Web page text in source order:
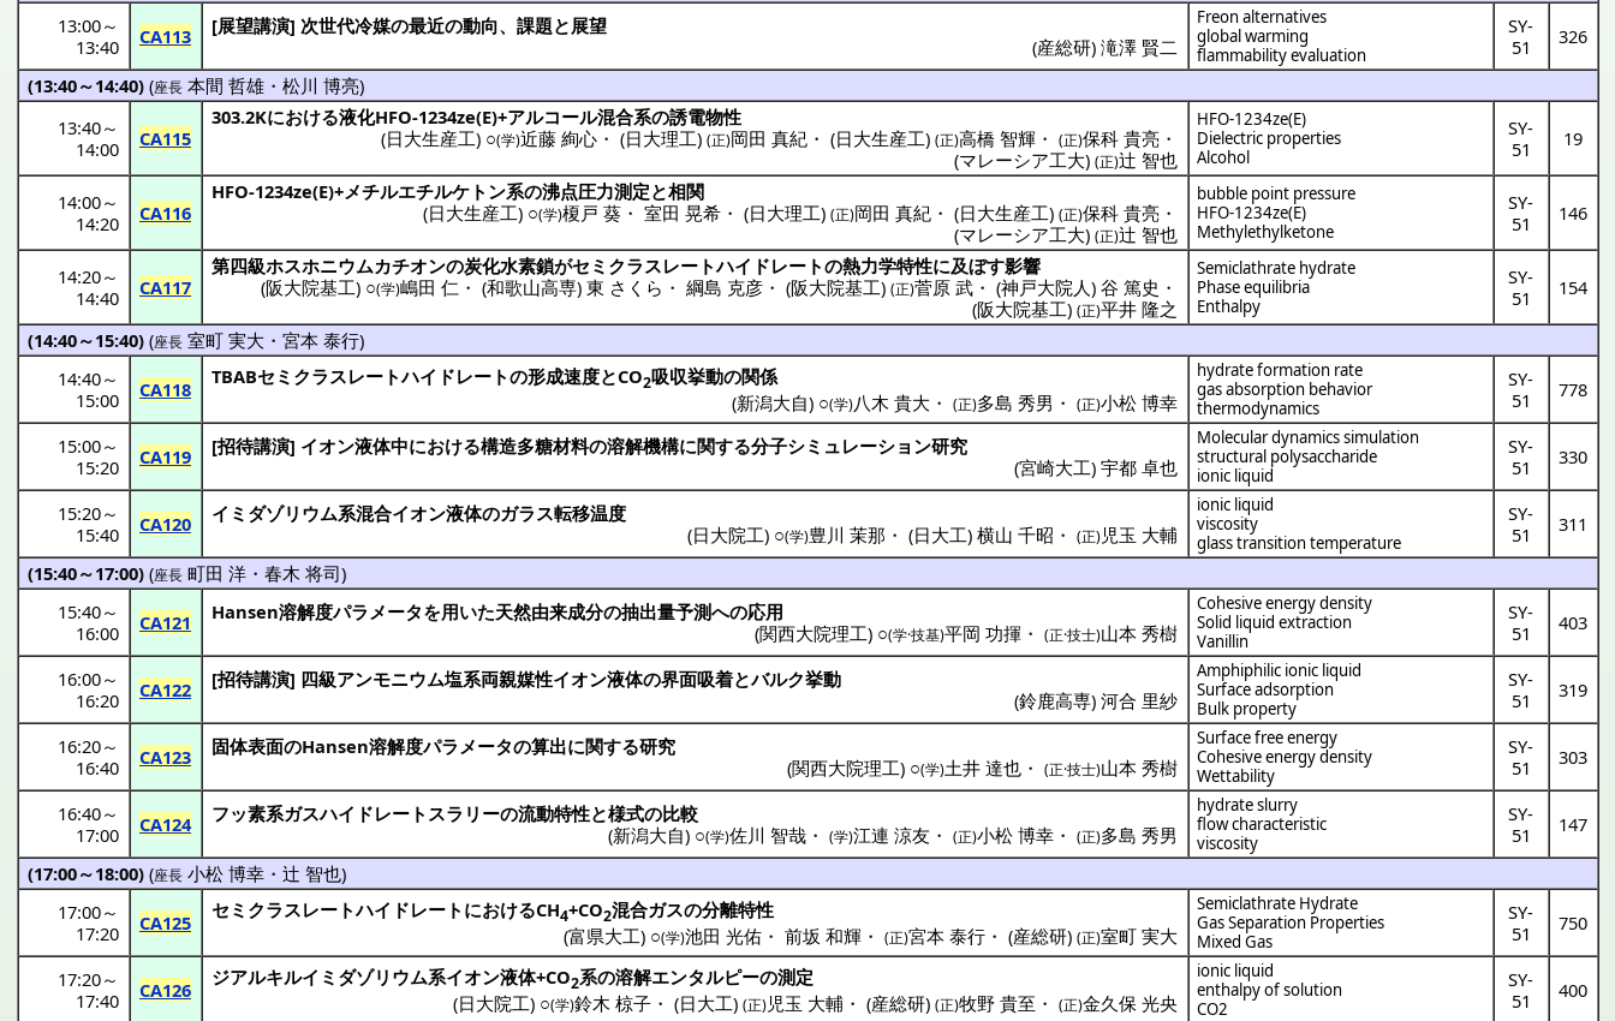
13:00～
13:40
CA113 [展望講演] 次世代冷媒の最近の動向、 課題と 展望
(産総研)滝澤 賢二
Freon alternatives
global warming
flammability evaluation
SY-
51
326
(13:40～14:40)(座長 本間 哲雄・ 松川 博亮)
13:40～
14:00
CA115
303.2Kにおける液化HFO-1234ze(E)+アルコール混合系の誘電物性
(日大生産工) ○(学)近藤 絢心 ・(日大理工)(正)岡田 真紀 ・(日大生産工)(正)高橋 智輝 ・(正)保科 貴亮 ・
(マレーシア工大)(正)辻 智也
HFO-1234ze(E)
Dielectric properties
Alcohol
SY-
51
19
14:00～
14:20
CA116
HFO-1234ze(E)+メチルエチルケトン系の沸点圧力測定と相関
(日大生産工) ○(学)榎戸 葵 ・室田 晃希 ・(日大理工)(正)岡田 真紀 ・(日大生産工)(正)保科 貴亮 ・
(マレーシア工大)(正)辻 智也
bubble point pressure
HFO-1234ze(E)
Methylethylketone
SY-
51
146
14:20～
14:40
CA117
第四級ホスホニウムカチオンの炭化水素鎖がセミクラスレートハイドレートの熱力学特性に及ぼす影響
(阪大院基工) ○(学)嶋田 仁 ・(和歌山高専)東 さくら ・綱島 克彦 ・(阪大院基工)(正)菅原 武 ・(神戸大院人)谷 篤史 ・
(阪大院基工)(正)平井 隆之
Semiclathrate hydrate
Phase equilibria
Enthalpy
SY-
51
154
(14:40～15:40)(座長 室町 実大・ 宮本 泰行)
14:40～
15:00
CA118
TBABセミクラスレートハイドレートの形成速度とCO2吸収挙動の関係
(新潟大自) ○(学)八木 貴大 ・(正)多島 秀男 ・(正)小松 博幸
hydrate formation rate
gas absorption behavior
thermodynamics
SY-
51
778
15:00～
15:20
CA119 [招待講演] イオン液体中における構造多糖材料の溶解機構に関する分子シミュレーション研究
(宮崎大工)宇都 卓也
Molecular dynamics simulation
structural polysaccharide
ionic liquid
SY-
51
330
15:20～
15:40
CA120 イミダゾリウム系混合イオン液体のガラス転移温度
(日大院工) ○(学)豊川 茉那 ・(日大工)横山 千昭 ・(正)児玉 大輔
ionic liquid
viscosity
glass transition temperature
SY-
51
311
(15:40～17:00)(座長 町田 洋・ 春木 将司)
15:40～
16:00
CA121 Hansen溶解度パラメータを用いた天然由来成分の抽出量予測への応用
(関西大院理工) ○(学·技基)平岡 功揮 ・(正·技士)山本 秀樹
Cohesive energy density
Solid liquid extraction
Vanillin
SY-
51
403
16:00～
16:20
CA122 [招待講演] 四級アンモニウム塩系両親媒性イオン液体の界面吸着とバルク挙動
(鈴鹿高専)河合 里紗
Amphiphilic ionic liquid
Surface adsorption
Bulk property
SY-
51
319
16:20～
16:40
CA123 固体表面のHansen溶解度パラメータの算出に関する研究
(関西大院理工) ○(学)土井 達也 ・(正·技士)山本 秀樹
Surface free energy
Cohesive energy density
Wettability
SY-
51
303
16:40～
17:00
CA124 フッ素系ガスハイドレートスラリーの流動特性と様式の比較
(新潟大自) ○(学)佐川 智哉 ・(学)江連 涼友 ・(正)小松 博幸 ・(正)多島 秀男
hydrate slurry
flow characteristic
viscosity
SY-
51
147
(17:00～18:00)(座長 小松 博幸・ 辻 智也)
17:00～
17:20
CA125
セミクラスレートハイドレート におけるCH4+CO2混合ガスの分離特性
(富県大工) ○(学)池田 光佑 ・前坂 和輝 ・(正)宮本 泰行 ・(産総研)(正)室町 実大
Semiclathrate Hydrate
Gas Separation Properties
Mixed Gas
SY-
51
750
17:20～
17:40
CA126
ジアルキルイミダゾリウム系イオン液体+CO2系の溶解エンタルピーの測定
(日大院工) ○(学)鈴木 椋子 ・(日大工)(正)児玉 大輔 ・(産総研)(正)牧野 貴至 ・(正)金久保 光央
ionic liquid
enthalpy of solution
CO2
SY-
51
400